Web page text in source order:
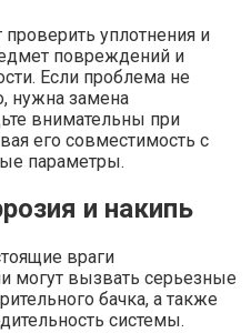
уплотнения и
повреждений и
Если проблема не
нужна замена
внимательны при
его совместимость с
параметры.
и накипь
враги
могут вызвать серьезные
бачка, а также
системы.